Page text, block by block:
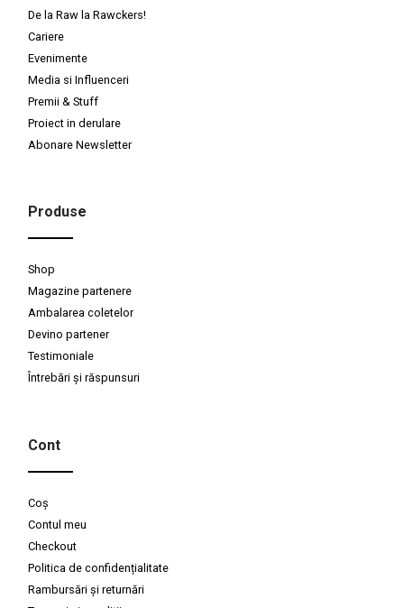
De la Raw la Rawckers!
Cariere
Evenimente
Media si Influenceri
Premii & Stuff
Proiect in derulare
Abonare Newsletter
Produse
Shop
Magazine partenere
Ambalarea coletelor
Devino partener
Testimoniale
Întrebări și răspunsuri
Cont
Coș
Contul meu
Checkout
Politica de confidențialitate
Rambursări și returnări